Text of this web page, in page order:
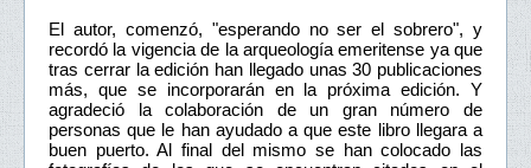
El autor, comenzó, "esperando no ser el sobrero", y
recordó la vigencia de la arqueología emeritense ya que
tras cerrar la edición han llegado unas 30 publicaciones
más, que se incorporarán en la próxima edición. Y
agradeció la colaboración de un gran número de
personas que le han ayudado a que este libro llegara a
buen puerto. Al final del mismo se han colocado las